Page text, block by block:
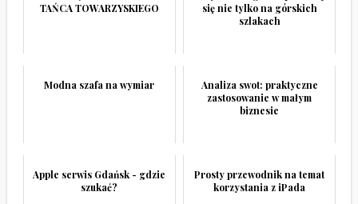
TAŃCA TOWARZYSKIEGO
się nie tylko na górskich
szlakach
Modna szafa na wymiar
Analiza swot: praktyczne
zastosowanie w małym
biznesie
Apple serwis Gdańsk - gdzie
szukać?
Prosty przewodnik na temat
korzystania z iPada